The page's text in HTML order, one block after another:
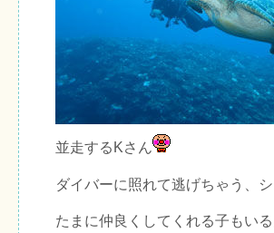
並走するKさん
ダイバーに照れて逃げちゃう、
たまに仲良くしてくれる子もい